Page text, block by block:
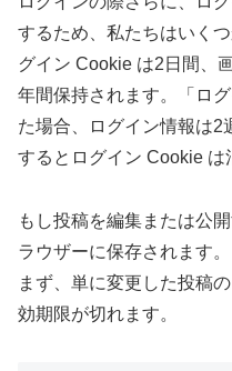
するため、私たちはいく
グイン Cookie は2日間、
年間保持されます。「ロ
た場合、ログイン情報は2
するとログイン Cookie は
もし投稿を編集または公
ラウザーに保存されます
まず、単に変更した投稿
効期限が切れます。